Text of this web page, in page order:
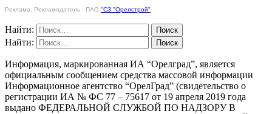
Реклама. Рекламодатель - ПАО "СЗ "Орелстрой"
Найти:
Найти:
Информация, маркированная ИА “Орелград”, является
официальным сообщением средства массовой информации
Информационное агентство “ОрелГрад” (свидетельство о
регистрации ИА № ФС 77 – 75617 от 19 апреля 2019 года
выдано ФЕДЕРАЛЬНОЙ СЛУЖБОЙ ПО НАДЗОРУ В